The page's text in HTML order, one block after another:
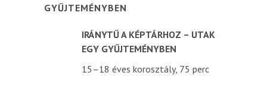
GYŰJTEMÉNYBEN
IRÁNYTŰ A KÉPTÁRHOZ – UTAK
EGY GYŰJTEMÉNYBEN
15–18 éves korosztály, 75 perc